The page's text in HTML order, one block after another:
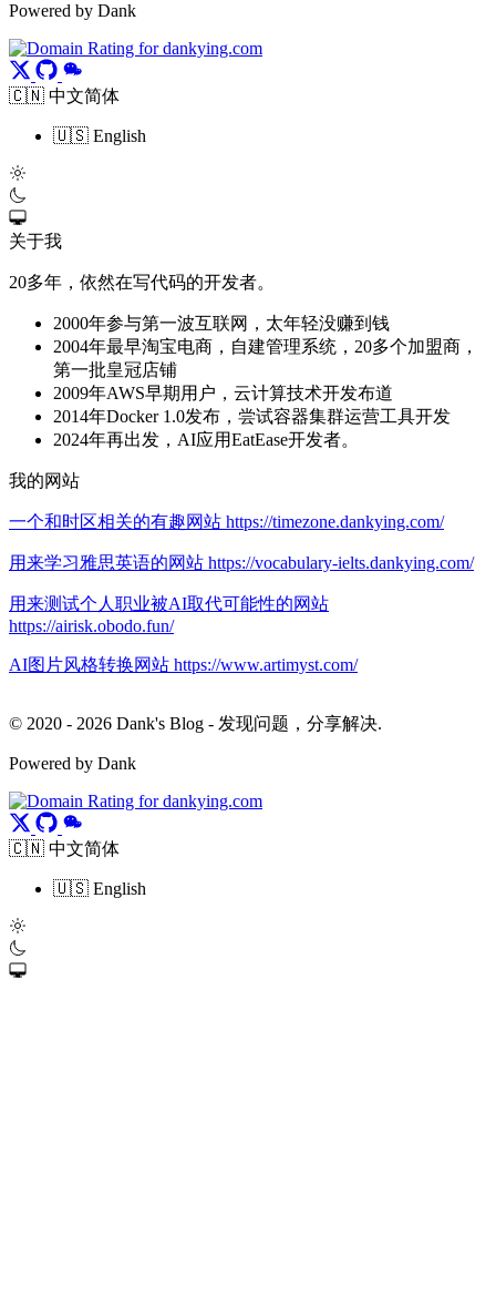
Powered by Dank
🇨🇳 中文简体
🇺🇸 English
关于我
20多年，依然在写代码的开发者。
2000年参与第一波互联网，太年轻没赚到钱
2004年最早淘宝电商，自建管理系统，20多个加盟商，
第一批皇冠店铺
2009年AWS早期用户，云计算技术开发布道
2014年Docker 1.0发布，尝试容器集群运营工具开发
2024年再出发，AI应用EatEase开发者。
我的网站
一个和时区相关的有趣网站 https://timezone.dankying.com/
用来学习雅思英语的网站 https://vocabulary-ielts.dankying.com/
用来测试个人职业被AI取代可能性的网站
https://airisk.obodo.fun/
AI图片风格转换网站 https://www.artimyst.com/
© 2020 - 2026 Dank's Blog - 发现问题，分享解决.
Powered by Dank
🇨🇳 中文简体
🇺🇸 English